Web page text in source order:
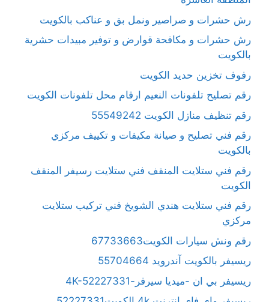
رش حشرات و صراصير ونمل بق و عناكب بالكويت
رش حشرات و مكافحة قوارض و توفير مبيدات حشرية
بالكويت
رفوف تخزين حديد الكويت
رقم تصليح تلفونات النعيم ارقام محل تلفونات الكويت
رقم تنظيف منازل الكويت 55549242
رقم فني تصليح و صيانة مكيفات و تكييف مركزي
بالكويت
رقم فني ستلايت المنقف فني ستلايت رسيفر المنقف
الكويت
رقم فني ستلايت هندي الشويخ فني تركيب ستلايت
مركزي
رقم ونش سيارات الكويت67733663
ريسيفر بالكويت آندرويد 55704664
ريسيفر بي ان -ميديا سيرفر-4K-52227331